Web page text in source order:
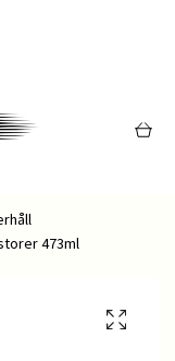
473ml